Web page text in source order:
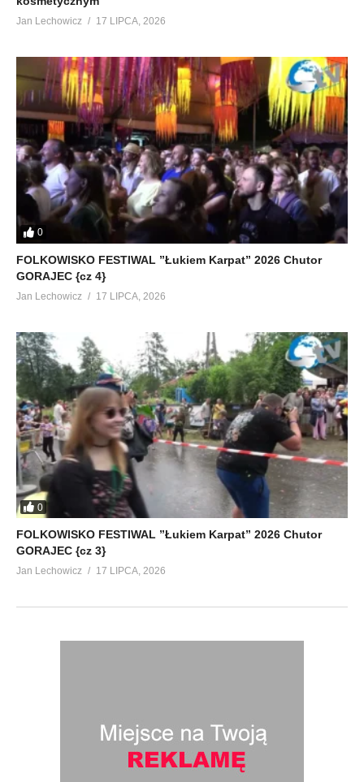
Jan Lechowicz 17 LIPCA, 2026
0
FOLKOWISKO FESTIWAL ”Łukiem Karpat” 2026 Chutor
GORAJEC {cz 4}
Jan Lechowicz 17 LIPCA, 2026
0
FOLKOWISKO FESTIWAL ”Łukiem Karpat” 2026 Chutor
GORAJEC {cz 3}
Jan Lechowicz 17 LIPCA, 2026